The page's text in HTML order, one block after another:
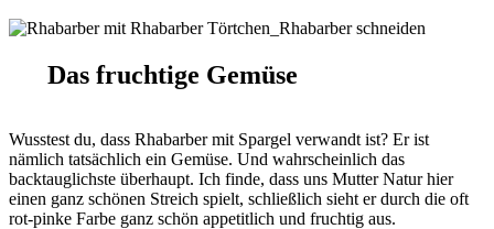
Das fruchtige Gemüse
Wusstest du, dass Rhabarber mit Spargel verwandt ist? Er ist
nämlich tatsächlich ein Gemüse. Und wahrscheinlich das
backtauglichste überhaupt. Ich finde, dass uns Mutter Natur hier
einen ganz schönen Streich spielt, schließlich sieht er durch die oft
rot-pinke Farbe ganz schön appetitlich und fruchtig aus.